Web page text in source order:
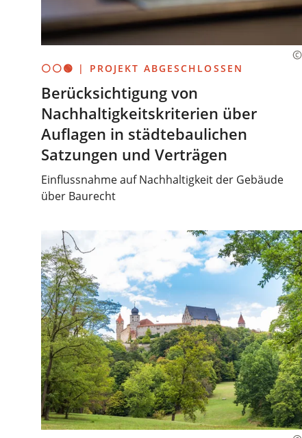
⚪⚪🟢 | PROJEKT ABGESCHLOSSEN
Berücksichtigung von
Nachhaltigkeitskriterien über
Auflagen in städtebaulichen
Satzungen und Verträgen
Einflussnahme auf Nachhaltigkeit der Gebäude
über Baurecht